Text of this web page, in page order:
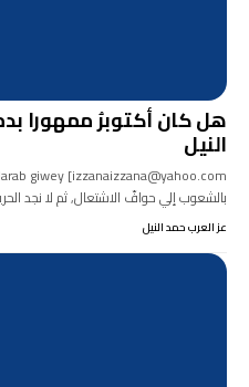
هل كان أكتوبرُ ممهورا
النيل
بالشعوب إلي حوافّ الاشتعال, ثم لا نجد
عز العرب حمد النيل